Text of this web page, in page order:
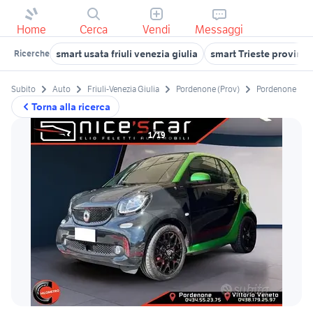
Home Cerca Vendi Messaggi
Ricerche smart usata friuli venezia giulia smart Trieste
Torna alla ricerca
Subito Auto Friuli-Venezia Giulia Pordenone (Prov) Pordenone
1/19